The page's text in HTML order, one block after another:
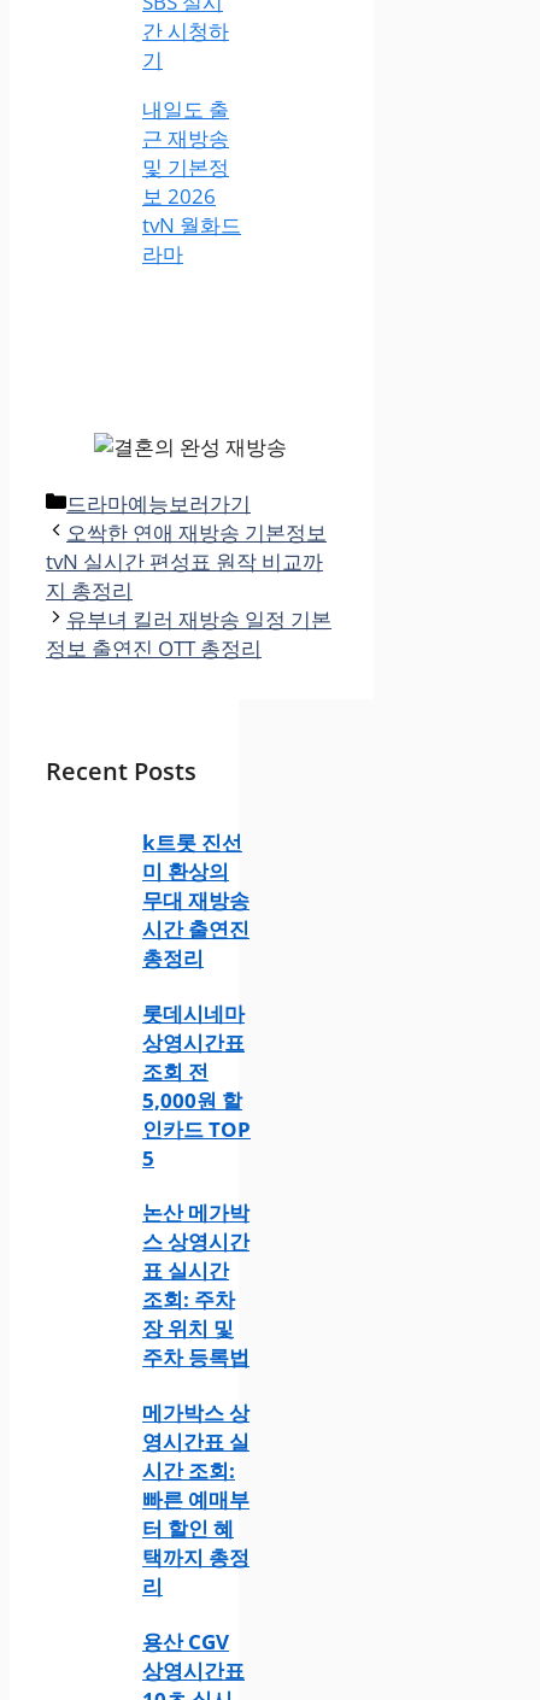
간 시청하
기
내일도 출
근 재방송
및 기본정
보 2026
tvN 월화드
라마
카
테
고
리
드라마예능보러가기
오싹한 연애 재방송 기본정보
tvN 실시간 편성표 원작 비교까
지 총정리
유부녀 킬러 재방송 일정 기본
정보 출연진 OTT 총정리
Recent Posts
k트롯 진선
미 환상의
무대 재방송
시간 출연진
총정리
롯데시네마
상영시간표
조회 전
5,000원 할
인카드 TOP
5
논산 메가박
스 상영시간
표 실시간
조회: 주차
장 위치 및
주차 등록법
메가박스 상
영시간표 실
시간 조회:
빠른 예매부
터 할인 혜
택까지 총정
리
용산 CGV
상영시간표